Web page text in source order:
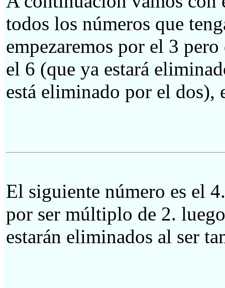
todos los números que
empezaremos por el 3
el 6 (que ya estará
está eliminado por el dos),
El siguiente número es el
por ser múltiplo de 2.
estarán eliminados al ser